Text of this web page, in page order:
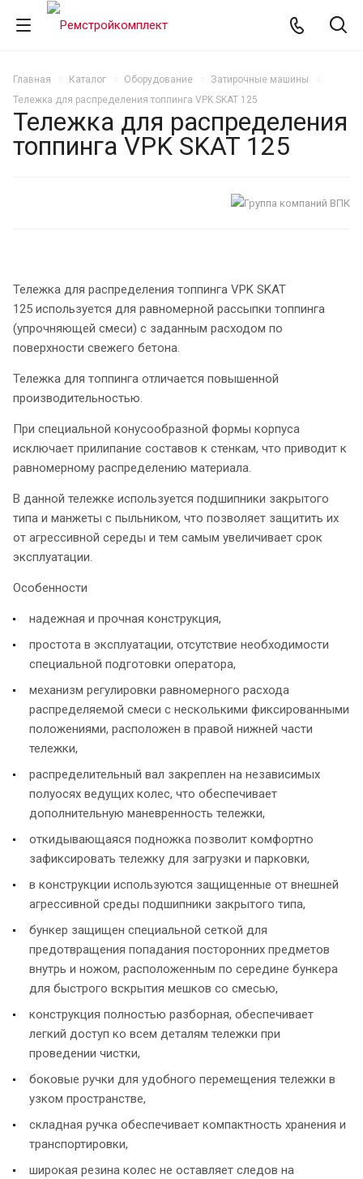
Главная Каталог Оборудование
Затирочные машины
Тележка для распределения топпинга VPK SKAT 125
Тележка для распределения
топпинга VPK SKAT 125
Тележка для распределения топпинга VPK SKAT
125 используется для равномерной рассыпки топпинга
(упрочняющей смеси) с заданным расходом по
поверхности свежего бетона.
Тележка для топпинга отличается повышенной
производительностью.
При специальной конусообразной формы корпуса
исключает прилипание составов к стенкам, что приводит к
равномерному распределению материала.
В данной тележке используется подшипники закрытого
типа и манжеты с пыльником, что позволяет защитить их
от агрессивной середы и тем самым увеличивает срок
эксплуатации.
Особенности
надежная и прочная конструкция,
простота в эксплуатации, отсутствие необходимости
специальной подготовки оператора,
механизм регулировки равномерного расхода
распределяемой смеси с несколькими фиксированными
положениями, расположен в правой нижней части
тележки,
распределительный вал закреплен на независимых
полуосях ведущих колес, что обеспечивает
дополнительную маневренность тележки,
откидывающаяся подножка позволит комфортно
зафиксировать тележку для загрузки и парковки,
в конструкции используются защищенные от внешней
агрессивной среды подшипники закрытого типа,
бункер защищен специальной сеткой для
предотвращения попадания посторонних предметов
внутрь и ножом, расположенным по середине бункера
для быстрого вскрытия мешков со смесью,
конструкция полностью разборная, обеспечивает
легкий доступ ко всем деталям тележки при
проведении чистки,
боковые ручки для удобного перемещения тележки в
узком пространстве,
складная ручка обеспечивает компактность хранения и
транспортировки,
широкая резина колес не оставляет следов на